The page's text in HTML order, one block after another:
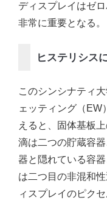
ディスプレイはゼ
非常に重要となる。
ヒステリシス
このシンシナティ
ェッティング（EW
えると、固体基板
滴は二つの貯蔵容
器と隠れている容
は二つ目の非混和
ィスプレイのピク